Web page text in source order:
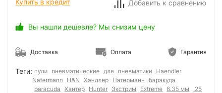
Купить в кредит
Добавить к сравнению
Вы нашли дешевле? Мы снизим цену
Доставка Оплата Гарантия
Теги: пули пневматические для пневматики Haendler
Natermann
H&N Хэндлер Натерманн
баракуда
baracuda
Хантер Hunter Экстрим Extreme 6.35 мм
.25